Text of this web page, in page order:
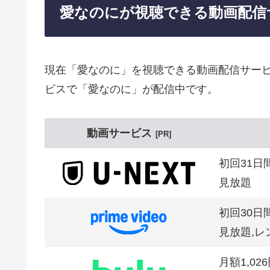
愛なのにが視聴できる動画配
現在「愛なのに」を視聴できる動画配信サー
ビスで「愛なのに」が配信中です。
動画サービス PR
初回31日
見放題
初回30日
見放題,レ
月額1,026